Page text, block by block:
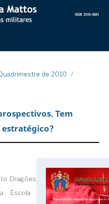
de 2010
/
Tem
Dragões da
Escola de